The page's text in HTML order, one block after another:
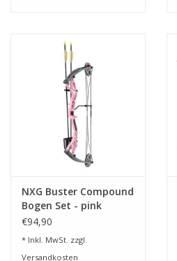
NXG Buster Compound
Bogen Set - pink
€94,90
* Inkl. MwSt. zzgl.
Versandkosten